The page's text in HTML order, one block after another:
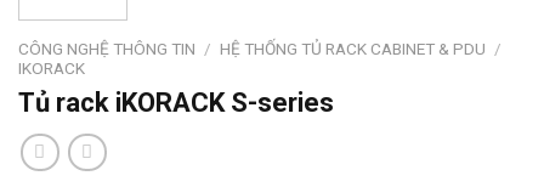
CÔNG NGHỆ THÔNG TIN / HỆ THỐNG TỦ RACK CABINET & PDU /
IKORACK
Tủ rack iKORACK S-series